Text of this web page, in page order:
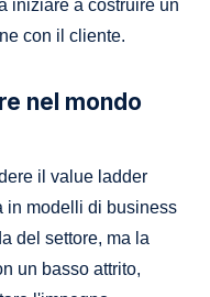
iniziare a costruire un
con il cliente.
nel mondo
il value ladder
in modelli di business
del settore, ma la
un basso attrito,